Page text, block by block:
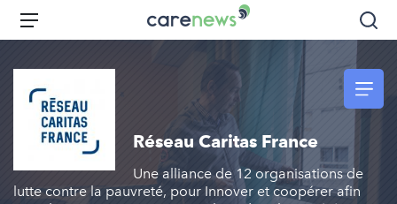
Aller
principal
Carenews,
Le
acteurs
l'engagement
Menu
Réseau Caritas France
Une alliance de 12 organisations de
lutte contre la pauvreté, pour Innover et coopérer afin